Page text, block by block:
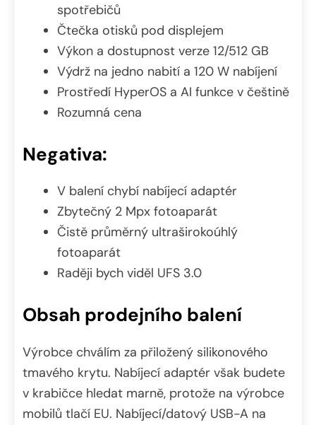
spotřebičů
Čtečka otisků pod displejem
Výkon a dostupnost verze 12/512 GB
Výdrž na jedno nabití a 120 W nabíjení
Prostředí HyperOS a AI funkce v češtině
Rozumná cena
Negativa:
V balení chybí nabíjecí adaptér
Zbytečný 2 Mpx fotoaparát
Čistě průměrný ultraširokoúhlý
fotoaparát
Raději bych viděl UFS 3.0
Obsah prodejního balení
Výrobce chválím za přiložený silikonového
tmavého krytu. Nabíjecí adaptér však budete
v krabičce hledat marně, protože na výrobce
mobilů tlačí EU. Nabíjecí/datový USB-A na